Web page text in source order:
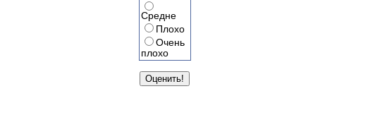
Средне
Плохо
Очень
плохо